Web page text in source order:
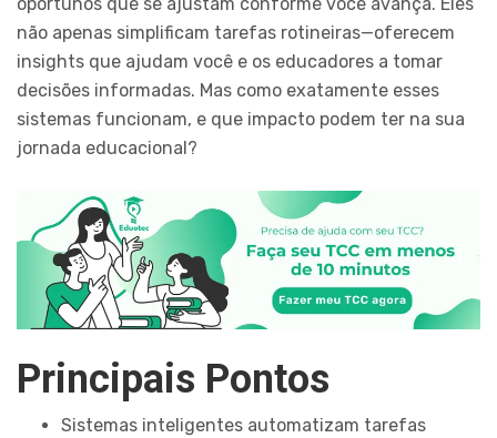
não apenas simplificam tarefas rotineiras—oferecem
insights que ajudam você e os educadores a tomar
decisões informadas. Mas como exatamente esses
sistemas funcionam, e que impacto podem ter na sua
jornada educacional?
Principais Pontos
Sistemas inteligentes automatizam tarefas